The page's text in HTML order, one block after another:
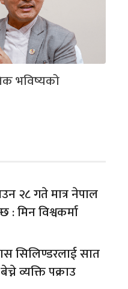
भविष्यको
२८ गते मात्र नेपाल
: मिन विश्वकर्मा
सिलिण्डरलाई सात
व्यक्ति पक्राउ